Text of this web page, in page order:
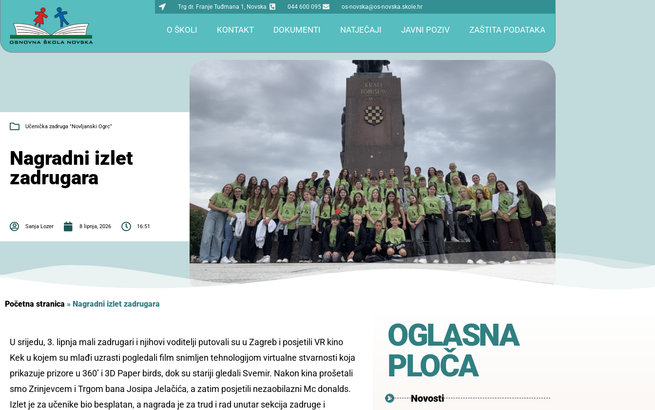
Trg dr. Franje Tuđmana 1, Novska 044 600 095 os-novska@os-novska.skole.hr
O ŠKOLI KONTAKT DOKUMENTI NATJEČAJI JAVNI POZIV ZAŠTITA PODATAKA
Učenička zadruga "Novljanski Ogrc"
Nagradni izlet
zadrugara
Sanja Lozer 8 lipnja, 2026 16:51
Početna stranica » Nagradni izlet zadrugara
U srijedu, 3. lipnja mali zadrugari i njihovi voditelji putovali su u Zagreb i posjetili VR kino
Kek u kojem su mlađi uzrasti pogledali film snimljen tehnologijom virtualne stvarnosti koja
prikazuje prizore u 360’ i 3D Paper birds, dok su stariji gledali Svemir. Nakon kina prošetali
smo Zrinjevcem i Trgom bana Josipa Jelačića, a zatim posjetili nezaobilazni Mc donalds.
Izlet je za učenike bio besplatan, a nagrada je za trud i rad unutar sekcija zadruge i
OGLASNA
PLOČA
Novosti